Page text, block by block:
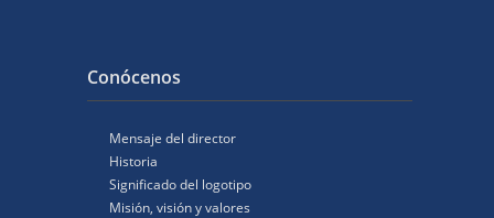
Conócenos
Mensaje del director
Historia
Significado del logotipo
Misión, visión y valores